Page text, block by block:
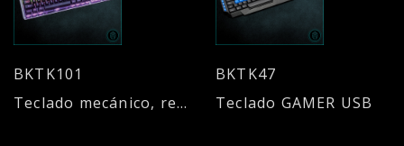
BKTK101
Teclado mecánico, retroiluminado
BKTK47
Teclado GAMER USB